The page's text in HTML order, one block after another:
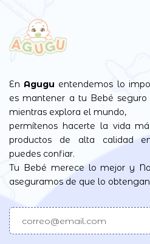
En Agugu entendemos lo
es mantener a tu Bebé
mientras explora el mundo,
permítenos hacerte la vida
productos de alta calidad
puedes confiar.
Tu Bebé merece lo mejor y
aseguramos de que lo